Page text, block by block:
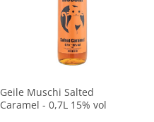
Geile Muschi Salted
Caramel - 0,7L 15% vol